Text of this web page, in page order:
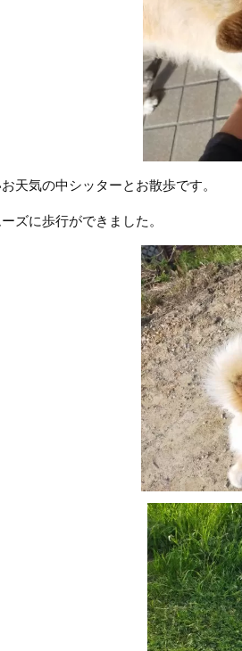
天気の中シッターとお散歩です。
ズに歩行ができました。